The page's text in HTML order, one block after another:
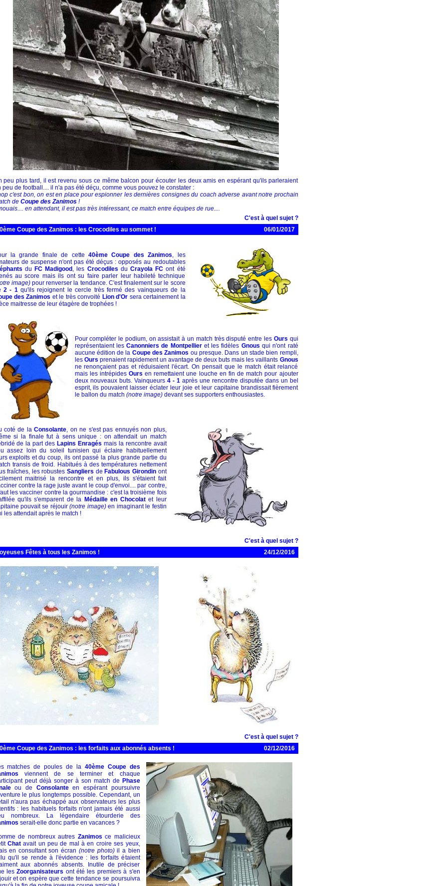
peu plus tard, il est revenu sous ce même balcon pour écouter les deux amis en espérant qu'ils parleraient
peu de football.... il n'a pas été déçu, comme vous pouvez le constater :
c'est bon, on est en place pour espionner les dernières consignes du coach adverse avant notre prochain
de Coupe des Zanimos!
en attendant, il est pas très intéressant, ce match entre équipes de rue....
C'est à quel sujet ?
Coupe des Zanimos : les Crocodiles au sommet !
06/01/2017
la grande finale de cette 40ème Coupe des Zanimos, les
de suspense n'ont pas été déçus : opposés au redoutables
du FC Madigood , les Crocodiles du Crayola FC ont été
au score mais ils ont su faire parler leur habileté technique
image)pour renverser la tendance. C'est finalement sur le score
2 - 1qu'ils rejoignent le cercle très fermé des vainqueurs de la
des Zanimos et le très convoité Lion d'Or sera certainement la
maitresse de leur étagère de trophées !
Pour compléter le podium, on assistait à un match très disputé entre les Ours qui
représentaient lesCanonniers de Montpellieret les fidèles Gnous qui n'ont raté
aucune édition de la Coupe des Zanimos ou presque. Dans un stade bien rempli,
les Ours prenaient rapidement un avantage de deux buts mais les vaillants Gnous
ne renonçaient pas et réduisaient l'écart. On pensait que le match était relancé
mais les intrépides Ours en remettaient une louche en fin de match pour ajouter
deux nouveaux buts. Vainqueurs 4 - 1après une rencontre disputée dans un bel
esprit, ils pouvaient laisser éclater leur joie et leur capitaine brandissait fièrement
le ballon du match (notre image)devant ses supporters enthousiastes.
coté de laConsolante, on ne s'est pas ennuyés non plus,
si la finale fut à sens unique : on attendait un match
de la part des Lapins Enragés mais la rencontre avait
assez loin du soleil tunisien qui éclaire habituellement
exploits et du coup, ils ont passé la plus grande partie du
transis de froid. Habitués à des températures nettement
fraîches, les robustes Sangliers de Fabulous Girondinont
maitrisé la rencontre et en plus, ils s'étaient fait
contre la rage juste avant le coup d'envoi.... par contre,
les vacciner contre la gourmandise : c'est la troisième fois
qu'ils s'emparent de la Médaille en Chocolatet leur
pouvait se réjouir(notre image)en imaginant le festin
les attendait après le match !
C'est à quel sujet ?
Fêtes à tous les Zanimos !
24/12/2016
C'est à quel sujet ?
Coupe des Zanimos : les forfaits aux abonnés absents !
02/12/2016
matches de poules de la 40ème Coupe des
viennent de se terminer et chaque
peut déjà songer à son match de Phase
ou de Consolanteen espérant poursuivre
le plus longtemps possible. Cependant, un
n'aura pas échappé aux observateurs les plus
: les habituels forfaits n'ont jamais été aussi
nombreux. La légendaire étourderie des
serait-elle donc partie en vacances ?
de nombreux autres Zanimos ce malicieux
Chatavait un peu de mal à en croire ses yeux,
en consultant son écran (notre photo)il a bien
qu'il se rende à l'évidence : les forfaits étaient
aux abonnés absents. Inutile de préciser
lesZoorganisateurs ont été les premiers à s'en
et on espère que cette tendance se poursuivra